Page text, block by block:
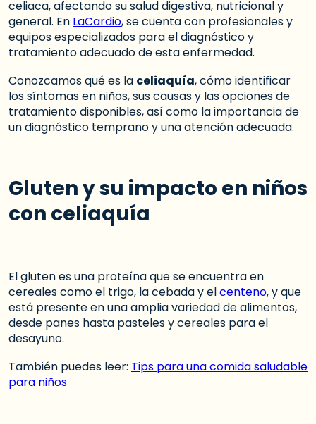
celiaca, afectando su salud digestiva, nutricional y
general. En LaCardio, se cuenta con profesionales y
equipos especializados para el diagnóstico y
tratamiento adecuado de esta enfermedad.
Conozcamos qué es la celiaquía, cómo identificar
los síntomas en niños, sus causas y las opciones de
tratamiento disponibles, así como la importancia de
un diagnóstico temprano y una atención adecuada.
Gluten y su impacto en niños
con celiaquía
El gluten es una proteína que se encuentra en
cereales como el trigo, la cebada y elcenteno, y que
está presente en una amplia variedad de alimentos,
desde panes hasta pasteles y cereales para el
desayuno.
También puedes leer: Tips para una comida saludable
para niños